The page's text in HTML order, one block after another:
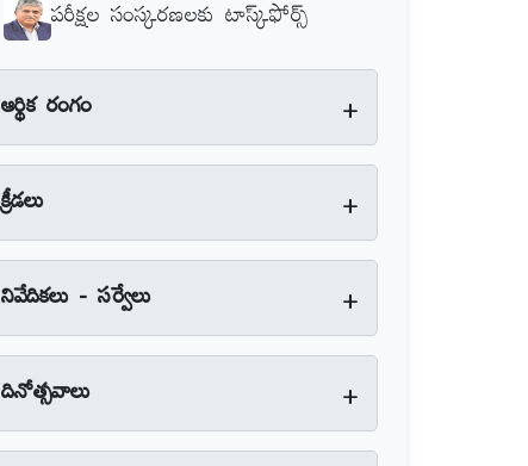
పరీక్షల సంస్కరణలకు టాస్క్‌ఫోర్స్‌
ఆర్థిక రంగం +
క్రీడలు +
నివేదికలు - సర్వేలు +
దినోత్సవాలు +